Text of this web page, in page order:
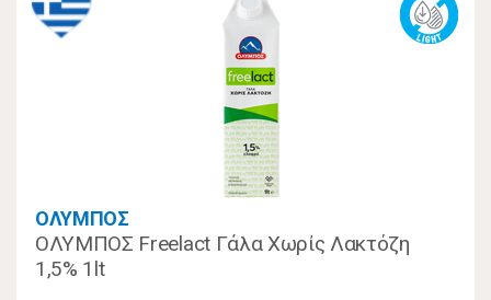
ΟΛΥΜΠΟΣ
ΟΛΥΜΠΟΣ Freelact Γάλα Χωρίς Λακτόζη
1,5% 1lt